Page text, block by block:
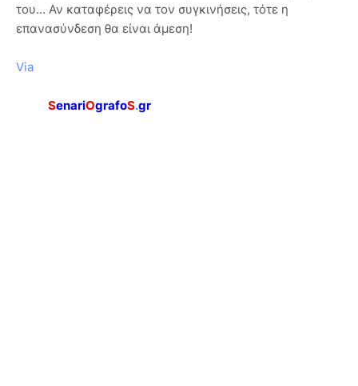
του… Αν καταφέρεις να τον συγκινήσεις, τότε η
επανασύνδεση θα είναι άμεση!
Via
SenariOgrafoS.gr